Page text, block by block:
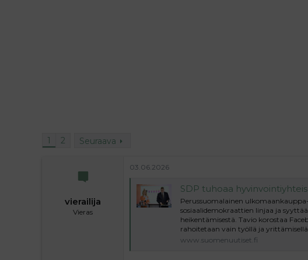
1 2 Seuraava
vierailija
Vieras
03.06.2026
SDP tuhoaa hyvinvointiyhteiskunnan
Perussuomalainen
sosiaalidemokraattien linjaa ja
heikentämisestä. Tavio korostaa
rahoitetaan vain työllä ja
www.suomenuutiset.fi